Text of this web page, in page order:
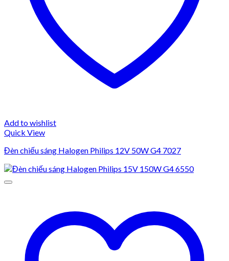
Add to wishlist
Quick View
Đèn chiếu sáng Halogen Philips 12V 50W G4 7027